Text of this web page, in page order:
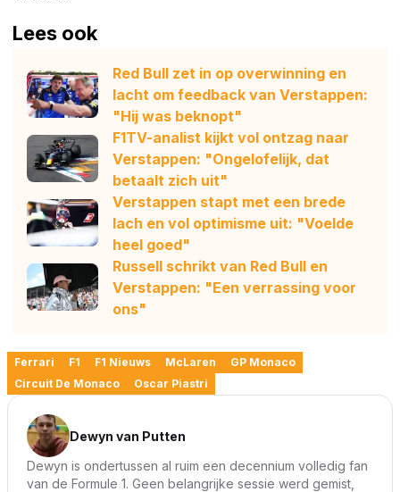
Lees ook
Red Bull zet in op overwinning en
lacht om feedback van Verstappen:
"Hij was beknopt"
F1TV-analist kijkt vol ontzag naar
Verstappen: "Ongelofelijk, dat
betaalt zich uit"
Verstappen stapt met een brede
lach en vol optimisme uit: "Voelde
heel goed"
Russell schrikt van Red Bull en
Verstappen: "Een verrassing voor
ons"
Ferrari F1 F1 Nieuws McLaren
GP Monaco
Circuit De Monaco
Oscar Piastri
Dewyn van Putten
Dewyn is ondertussen al ruim een decennium volledig fan
van de Formule 1. Geen belangrijke sessie werd gemist,